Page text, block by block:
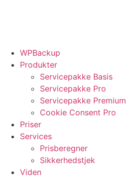
WPBackup
Produkter
Servicepakke Basis
Servicepakke Pro
Servicepakke Premium
Cookie Consent Pro
Priser
Services
Prisberegner
Sikkerhedstjek
Viden